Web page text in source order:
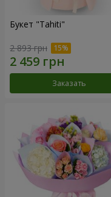
Букет "Tahiti"
2 893 грн
Заказать